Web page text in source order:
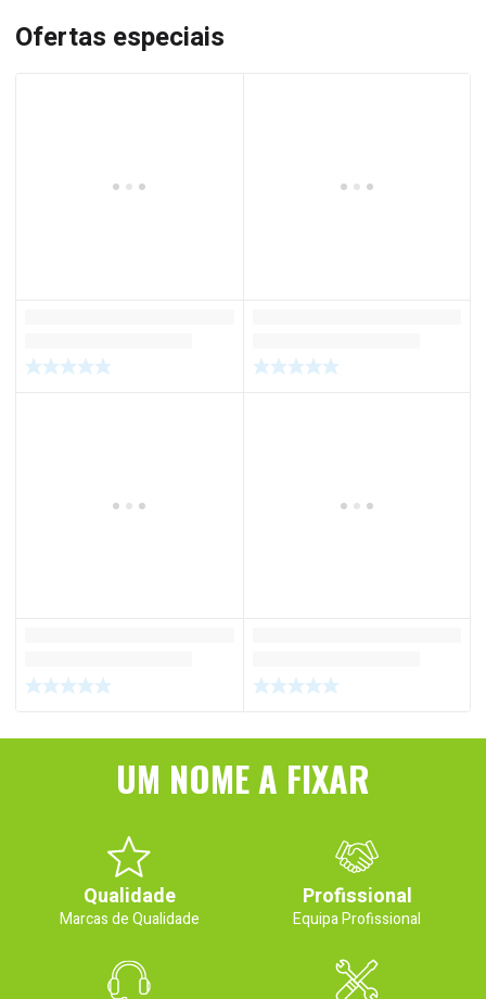
Ofertas especiais
UM NOME A FIXAR
Qualidade
Marcas de Qualidade
Profissional
Equipa Profissional